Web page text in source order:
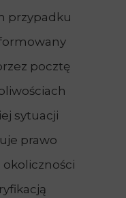
przypadku
pocztę
sytuacji
prawo